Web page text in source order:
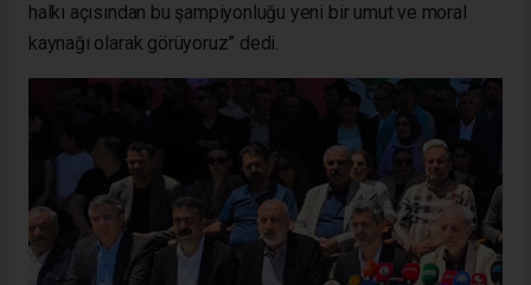
halkı açısından bu şampiyonluğu yeni bir umut ve moral
kaynağı olarak görüyoruz” dedi.